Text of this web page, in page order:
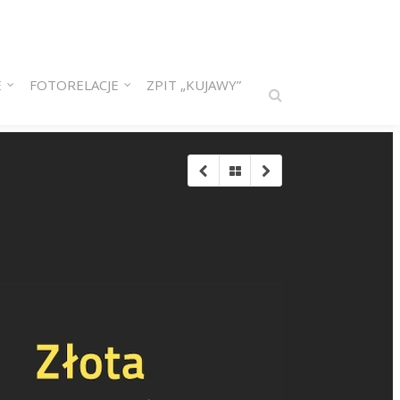
FOTORELACJE ZPIT „KUJAWY”